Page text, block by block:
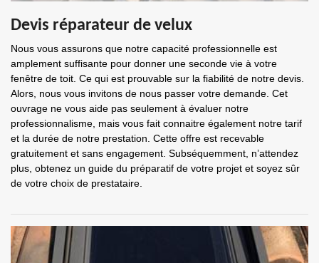
Devis réparateur de velux
Nous vous assurons que notre capacité professionnelle est
amplement suffisante pour donner une seconde vie à votre
fenêtre de toit. Ce qui est prouvable sur la fiabilité de notre devis.
Alors, nous vous invitons de nous passer votre demande. Cet
ouvrage ne vous aide pas seulement à évaluer notre
professionnalisme, mais vous fait connaitre également notre tarif
et la durée de notre prestation. Cette offre est recevable
gratuitement et sans engagement. Subséquemment, n’attendez
plus, obtenez un guide du préparatif de votre projet et soyez sûr
de votre choix de prestataire.